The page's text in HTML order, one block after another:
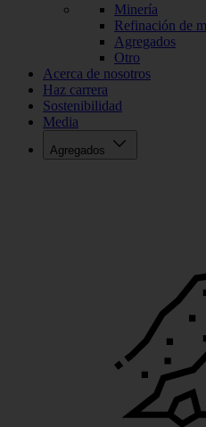
Minería
Refinación de
Agregados
Otro
Acerca de nosotros
Haz carrera
Sostenibilidad
Media
Agregados